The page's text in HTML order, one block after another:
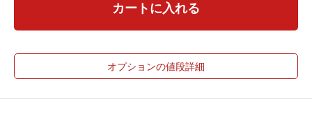
カートに入れる
オプションの値段詳細